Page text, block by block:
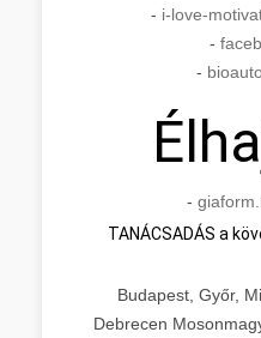
- i-love-
-
-
-
TANÁCSADÁS a
Budapest, Győr,
Debrecen